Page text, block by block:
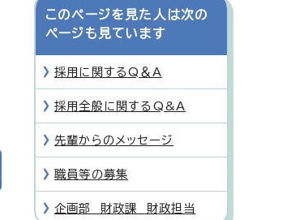
このページを見た人は次の
ページも見ています
採用に関するQ＆A
採用全般に関するQ&A
先輩からのメッセージ
職員等の募集
企画部 財政課 財政担当